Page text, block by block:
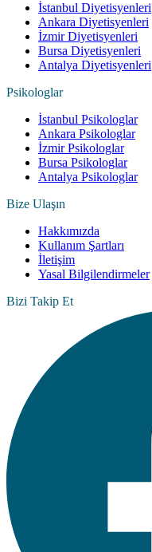
İstanbul Diyetisyenleri
Ankara Diyetisyenleri
İzmir Diyetisyenleri
Bursa Diyetisyenleri
Antalya Diyetisyenleri
Psikologlar
İstanbul Psikologlar
Ankara Psikologlar
İzmir Psikologlar
Bursa Psikologlar
Antalya Psikologlar
Bize Ulaşın
Hakkımızda
Kullanım Şartları
İletişim
Yasal Bilgilendirmeler
Bizi Takip Et